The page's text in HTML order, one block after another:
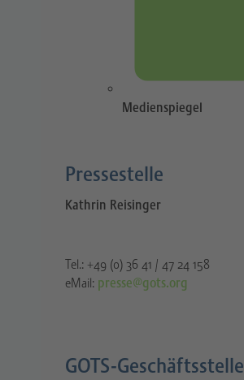
Medienspiegel
Pressestelle​
Kathrin Reisinger
Tel.: +49 (0) 36 41 / 47 24 158
eMail: presse@gots.org
GOTS-Geschäftsstelle